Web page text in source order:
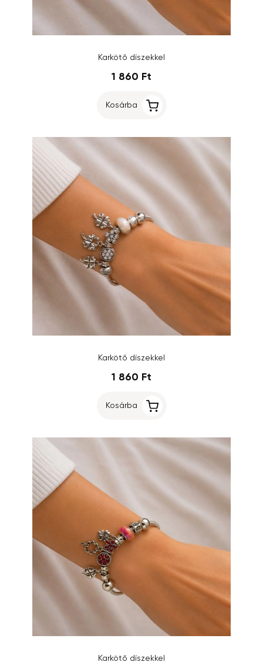
Karkötő díszekkel
1 860 Ft
Kosárba
Karkötő díszekkel
1 860 Ft
Kosárba
Karkötő díszekkel